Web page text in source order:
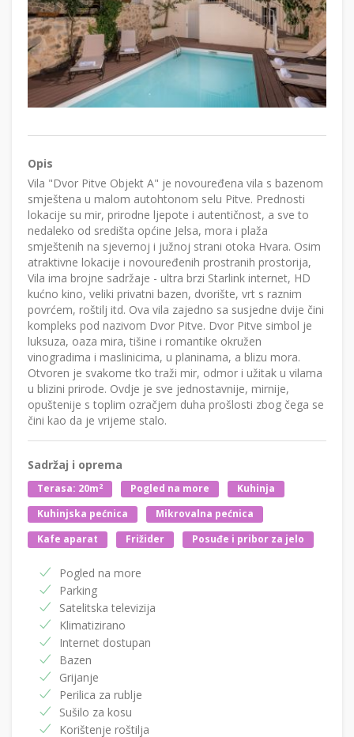
Opis
Vila "Dvor Pitve Objekt A" je novouređena vila s bazenom
smještena u malom autohtonom selu Pitve. Prednosti
lokacije su mir, prirodne ljepote i autentičnost, a sve to
nedaleko od središta općine Jelsa, mora i plaža
smještenih na sjevernoj i južnoj strani otoka Hvara. Osim
atraktivne lokacije i novouređenih prostranih prostorija,
Vila ima brojne sadržaje - ultra brzi Starlink internet, HD
kućno kino, veliki privatni bazen, dvorište, vrt s raznim
povrćem, roštilj itd. Ova vila zajedno sa susjedne dvije čini
kompleks pod nazivom Dvor Pitve. Dvor Pitve simbol je
luksuza, oaza mira, tišine i romantike okružen
vinogradima i maslinicima, u planinama, a blizu mora.
Otvoren je svakome tko traži mir, odmor i užitak u vilama
u blizini prirode. Ovdje je sve jednostavnije, mirnije,
opuštenije s toplim ozračjem duha prošlosti zbog čega se
čini kao da je vrijeme stalo.
Sadržaj i oprema
Terasa: 20m2 Pogled na more
Kuhinja
Kuhinjska pećnica
Mikrovalna pećnica
Kafe aparat
Frižider Posuđe i pribor za jelo
Pogled na more
Parking
Satelitska televizija
Klimatizirano
Internet dostupan
Bazen
Grijanje
Perilica za rublje
Sušilo za kosu
Korištenje roštilja